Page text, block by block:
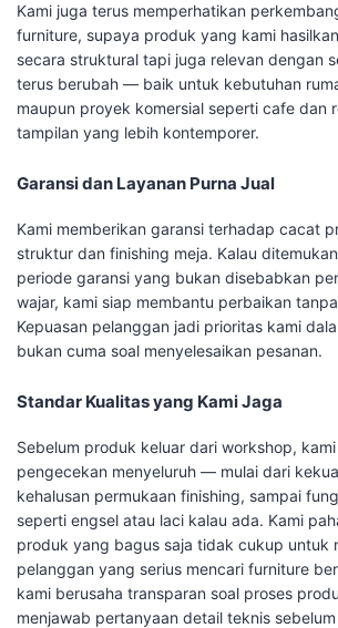
Kami juga terus memperhatikan
furniture, supaya produk yang kami
secara struktural tapi juga relevan dengan
terus berubah — baik untuk kebutuhan
maupun proyek komersial seperti cafe dan
tampilan yang lebih kontemporer.
Garansi dan Layanan Purna Jual
Kami memberikan garansi terhadap cacat
struktur dan finishing meja. Kalau
periode garansi yang bukan disebabkan
wajar, kami siap membantu perbaikan
Kepuasan pelanggan jadi prioritas kami
bukan cuma soal menyelesaikan pesanan.
Standar Kualitas yang Kami Jaga
Sebelum produk keluar dari workshop,
pengecekan menyeluruh — mulai dari
kehalusan permukaan finishing, sampai
seperti engsel atau laci kalau ada. Kami
produk yang bagus saja tidak cukup untuk
pelanggan yang serius mencari furniture
kami berusaha transparan soal proses
menjawab pertanyaan detail teknis